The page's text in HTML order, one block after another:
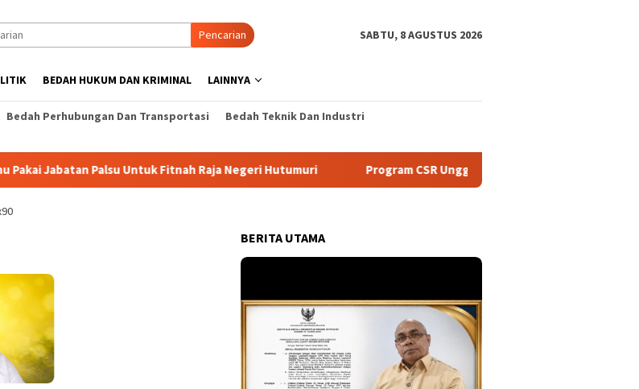
Pencarian SABTU, 8 AGUSTUS 2026
BEDAH HUKUM DAN KRIMINAL LAINNYA
Bedah Perhubungan Dan Transportasi
Bedah Teknik Dan Industri
Untuk Fitnah Raja Negeri Hutumuri Program CSR Unggulan Pertamina Patra Niaga Regional Papua
BERITA UTAMA